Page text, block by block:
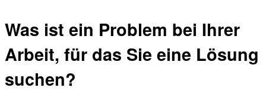
Was ist ein Problem bei Ihrer
Arbeit, für das Sie eine Lösung
suchen?